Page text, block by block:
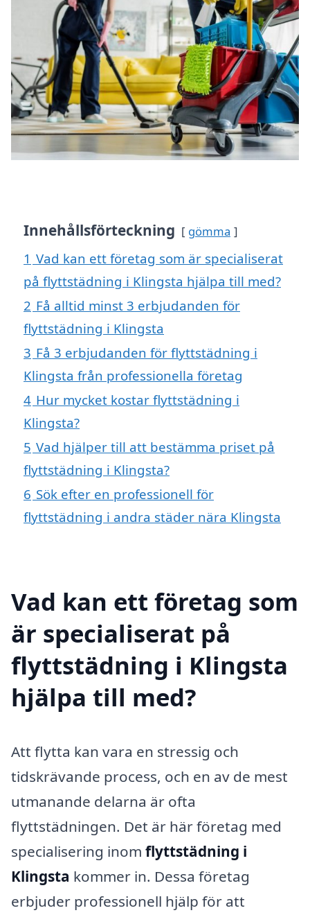
Innehållsförteckning gömma
1 Vad kan ett företag som är specialiserat
på flyttstädning i Klingsta hjälpa till med?
2 Få alltid minst 3 erbjudanden för
flyttstädning i Klingsta
3 Få 3 erbjudanden för flyttstädning i
Klingsta från professionella företag
4 Hur mycket kostar flyttstädning i
Klingsta?
5 Vad hjälper till att bestämma priset på
flyttstädning i Klingsta?
6 Sök efter en professionell för
flyttstädning i andra städer nära Klingsta
Vad kan ett företag som
är specialiserat på
flyttstädning i Klingsta
hjälpa till med?
Att flytta kan vara en stressig och
tidskrävande process, och en av de mest
utmanande delarna är ofta
flyttstädningen. Det är här företag med
specialisering inom flyttstädning i
Klingsta kommer in. Dessa företag
erbjuder professionell hjälp för att